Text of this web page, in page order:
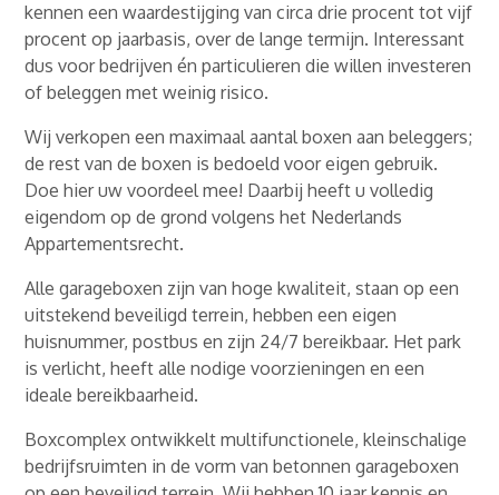
kennen een waardestijging van circa drie procent tot vijf
procent op jaarbasis, over de lange termijn. Interessant
dus voor bedrijven én particulieren die willen investeren
of beleggen met weinig risico.
Wij verkopen een maximaal aantal boxen aan beleggers;
de rest van de boxen is bedoeld voor eigen gebruik.
Doe hier uw voordeel mee! Daarbij heeft u volledig
eigendom op de grond volgens het Nederlands
Appartementsrecht.
Alle garageboxen zijn van hoge kwaliteit, staan op een
uitstekend beveiligd terrein, hebben een eigen
huisnummer, postbus en zijn 24/7 bereikbaar. Het park
is verlicht, heeft alle nodige voorzieningen en een
ideale bereikbaarheid.
Boxcomplex ontwikkelt multifunctionele, kleinschalige
bedrijfsruimten in de vorm van betonnen garageboxen